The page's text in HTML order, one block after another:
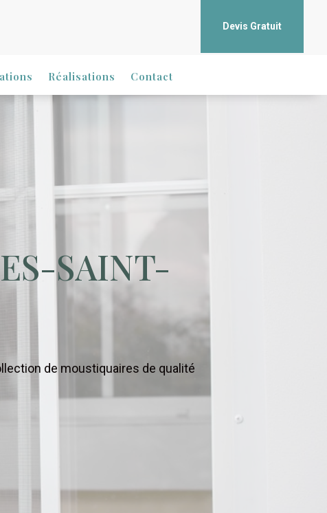
Devis Gratuit
Réalisations Contact
SAINT-
de moustiquaires de qualité